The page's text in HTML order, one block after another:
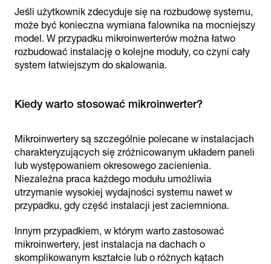
Jeśli użytkownik zdecyduje się na rozbudowę systemu,
może być konieczna wymiana falownika na mocniejszy
model. W przypadku mikroinwerterów można łatwo
rozbudować instalację o kolejne moduły, co czyni cały
system łatwiejszym do skalowania.
Kiedy warto stosować mikroinwerter?
Mikroinwertery są szczególnie polecane w instalacjach
charakteryzujących się zróżnicowanym układem paneli
lub występowaniem okresowego zacienienia.
Niezależna praca każdego modułu umożliwia
utrzymanie wysokiej wydajności systemu nawet w
przypadku, gdy część instalacji jest zaciemniona.
Innym przypadkiem, w którym warto zastosować
mikroinwertery, jest instalacja na dachach o
skomplikowanym kształcie lub o różnych kątach